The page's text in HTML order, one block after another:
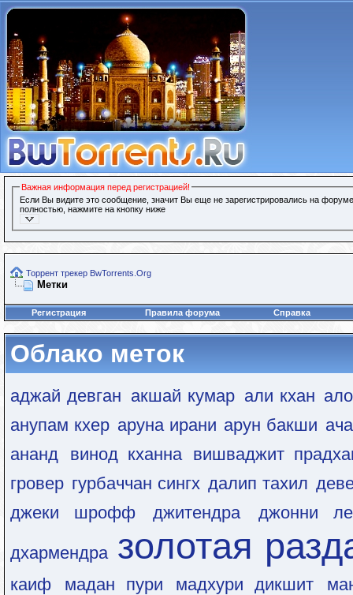
Важная информация перед регистрацией!
Если Вы видите это сообщение, значит Вы еще не зарегистрировались на
полностью, нажмите на кнопку ниже
Торрент трекер BwTorrents.Org
Метки
Регистрация Правила форума Справка
Облако меток
аджай девган акшай кумар али кхан
анупам кхер аруна ирани арун бакши
ананд
винод кханна
вишваджит
гровер гурбаччан сингх далип тахил
джеки шрофф
джитендра джонни
дхармендра золотая
каиф мадан пури мадхури дикшит